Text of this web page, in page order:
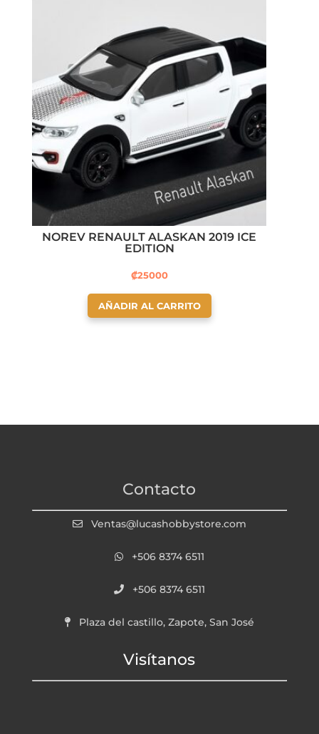
NOREV RENAULT ALASKAN 2019 ICE
EDITION
₡25000
AÑADIR AL CARRITO
Contacto
Ventas@lucashobbystore.com
+506 8374 6511
+506 8374 6511
Plaza del castillo, Zapote, San José
Visítanos